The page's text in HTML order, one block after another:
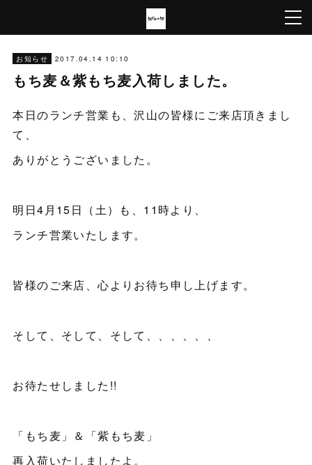
お知らせ 2017.04.14 10:10
もち麦＆紫もち麦入荷しました。
本日のランチ営業も、沢山の皆様にご来店頂きまし
て、
ありがとうございました。
明日4月15日（土）も、11時より、
ランチ営業いたします。
皆様のご来店、心よりお待ち申し上げます。
そして、そして、そして、、、、、、
お待たせしました!!
「もち麦」＆「紫もち麦」
再入荷いたしましたよ。